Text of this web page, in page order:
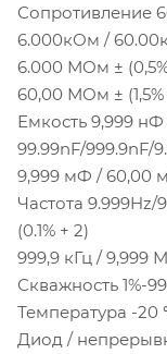
Сопротивление
6.000кОм /
6.000 МОм ±
60,00 МОм ± (1,5%
Емкость 9,999 нФ
99.99nF/999.9nF/
9,999 мФ / 60,00
Частота 9.999Hz/
(0.1% + 2)
999,9 кГц / 9,999
Скважность 1%-
Температура -20
Диод /